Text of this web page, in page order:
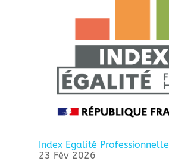
Index Egalité Professionnelle
23 Fév 2026